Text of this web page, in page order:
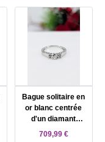
Bague solitaire en
or blanc centrée
d'un diamant
d'environ 0,25ct
709,99 €